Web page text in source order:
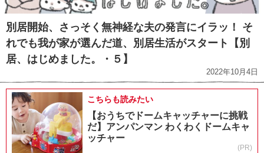
別居開始、さっそく無神経な夫の発言にイラッ！ そ
れでも我が家が選んだ道、別居生活がスタート【別
居、はじめました。・５】
2022年10月4日
こちらも読みたい
【おうちでドームキャッチャーに挑戦
だ】アンパンマン わくわくドームキャ
ッチャー
(PR)